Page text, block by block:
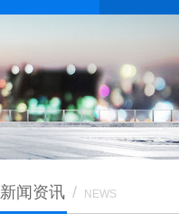
新闻资讯 / NEWS